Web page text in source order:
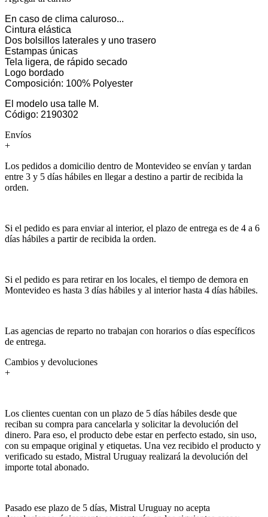
En caso de clima caluroso...
Cintura elástica
Dos bolsillos laterales y uno trasero
Estampas únicas
Tela ligera, de rápido secado
Logo bordado
Composición: 100% Polyester
El modelo usa talle M.
Código: 2190302
Envíos
+
Los pedidos a domicilio dentro de Montevideo se envían y tardan
entre 3 y 5 días hábiles en llegar a destino a partir de recibida la
orden.
Si el pedido es para enviar al interior, el plazo de entrega es de 4 a 6
días hábiles a partir de recibida la orden.
Si el pedido es para retirar en los locales, el tiempo de demora en
Montevideo es hasta 3 días hábiles y al interior hasta 4 días hábiles.
Las agencias de reparto no trabajan con horarios o días específicos
de entrega.
Cambios y devoluciones
+
Los clientes cuentan con un plazo de 5 días hábiles desde que
reciban su compra para cancelarla y solicitar la devolución del
dinero. Para eso, el producto debe estar en perfecto estado, sin uso,
con su empaque original y etiquetas. Una vez recibido el producto y
verificado su estado, Mistral Uruguay realizará la devolución del
importe total abonado.
Pasado ese plazo de 5 días, Mistral Uruguay no acepta